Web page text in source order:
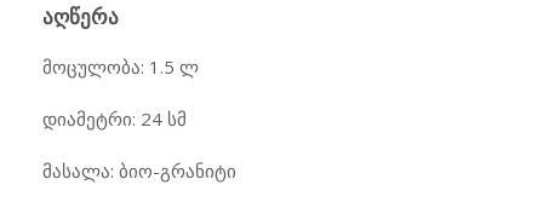
ᲐᲦᲬᲔᲠᲐ
მოცულობა: 1.5 ლ
დიამეტრი: 24 სმ
მასალა: ბიო-გრანიტი